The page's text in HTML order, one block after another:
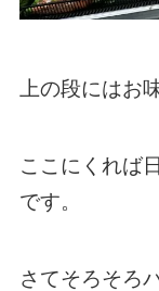
上の段にはお
ここにくれば
です。
さてそろそろ